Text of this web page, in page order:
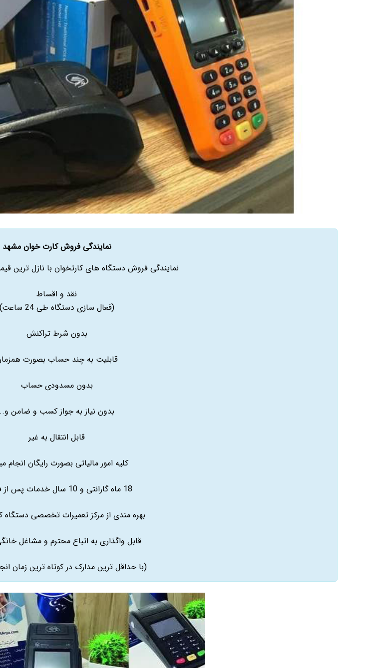
نمایندگی فروش کارت خوان مشهد
نمایندگی فروش دستگاه های کارتخوان با نازل ترین
نقد و اقساط
(فعال سازی دستگاه طی 24 ساعت)
بدون شرط تراکنش
قابلیت به چند حساب بصورت
بدون مسدودی حساب
بدون نیاز به جواز کسب و ضامن و..
قابل انتقال به غیر
کلیه امور مالیاتی بصورت رایگان انجام
18 ماه گارانتی و 10 سال خدمات پس از فروش
بهره مندی از مرکز تعمیرات تخصصی دستگاه
قابل واگذاری به اتباع محترم و مشاغل
(با حداقل ترین مدارک در کوتاه ترین زمان